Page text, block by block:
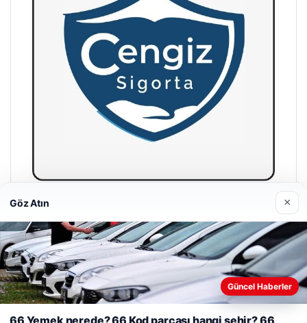
Hastaş Beton
26/05/2026
Web sitemizi nasıl kullandığınızı daha iyi anlayabilmek,
Göz Atın ×
Güncel Haberler
66 Yemek nerede? 66 Kod parçası hangi şehir? 66